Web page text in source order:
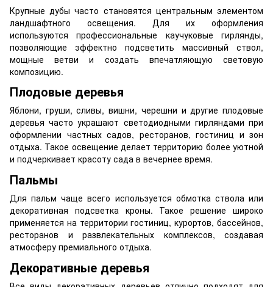
Крупные дубы часто становятся центральным элементом
ландшафтного освещения. Для их оформления
используются профессиональные каучуковые гирлянды,
позволяющие эффектно подсветить массивный ствол,
мощные ветви и создать впечатляющую световую
композицию.
Плодовые деревья
Яблони, груши, сливы, вишни, черешни и другие плодовые
деревья часто украшают светодиодными гирляндами при
оформлении частных садов, ресторанов, гостиниц и зон
отдыха. Такое освещение делает территорию более уютной
и подчеркивает красоту сада в вечернее время.
Пальмы
Для пальм чаще всего используется обмотка ствола или
декоративная подсветка кроны. Такое решение широко
применяется на территории гостиниц, курортов, бассейнов,
ресторанов и развлекательных комплексов, создавая
атмосферу премиального отдыха.
Декоративные деревья